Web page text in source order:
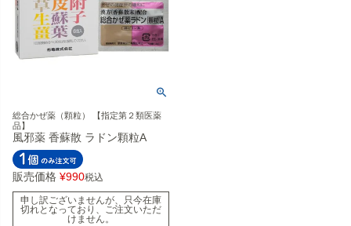
総合かぜ薬（顆粒） 【指定第２類医薬
品】
風邪薬 香蘇散 ラドン顆粒A
販売価格 ¥990税込
申し訳ございませんが、只今在庫
切れとなっており、ご注文いただ
けません。